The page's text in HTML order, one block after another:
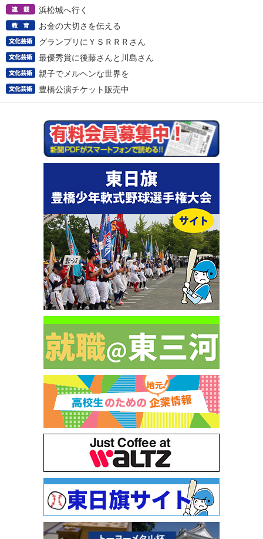
浜松城へ行く
お金の大切さを伝える
グランプリにＹＳＲＲＲさん
最優秀賞に後藤さんと川島さん
親子でメルヘンな世界を
豊橋公演チケット販売中